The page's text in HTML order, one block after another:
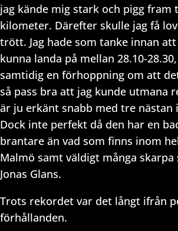
jag kände mig stark och pigg fram
kilometer. Därefter skulle jag få
trött. Jag hade som tanke innan
kunna landa på mellan 28.10-
samtidig en förhoppning om att
så pass bra att jag kunde utmana
är ju erkänt snabb med tre nästan
Dock inte perfekt då den har en
brantare än vad som finns inom
Malmö samt väldigt många skarpa
Jonas Glans.
Trots rekordet var det långt ifrån
förhållanden.